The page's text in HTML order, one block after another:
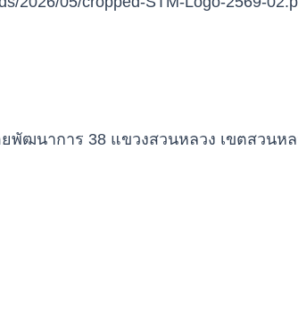
พัฒนาการ 38 แขวงสวนหลวง เขตสวนห